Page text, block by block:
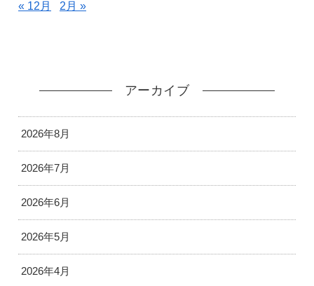
« 12月 2月 »
アーカイブ
2026年8月
2026年7月
2026年6月
2026年5月
2026年4月